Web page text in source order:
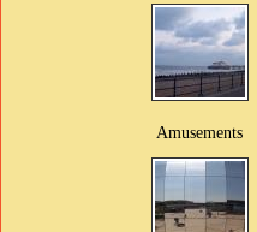
Amusements